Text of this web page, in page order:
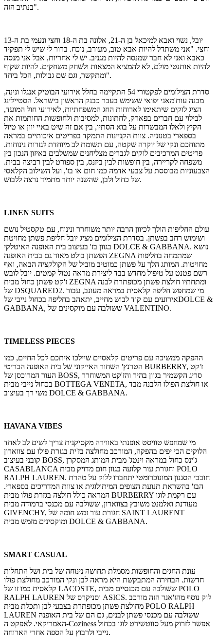
בנתיב הזה".
יובל, נשוי ואבא למיכאל בן ה-21, אלונה בת ה-18 וחצי ונעמי בת ה-13
וחצי. "אני משתדל להיות אבא טוב, מעורב, נוכח. ברור לי שיש לי תפקיד
כאבא ואני לא חבר שמנסה להיות מגניב. יש לי אחריות, אבל אני מנסה
להיות אותנטי מולם, לא להמציא המצאות ולשחק משחקים. להיות שקוף
ומתקשר, וגם שם גבולות, הכל ביחד".
סדרת הצילומים לפקטורי 54 התקיימה בחלל אירועי הבוטיק אנגלו ונינה,
מבנה עות'מאני יפואי ששימש בעבר כבנק הראשון בישראל. הסטיילינג
הציג לוקים שיתאימו לארוחות החג המשפחתיות, לאירועי חול המועד,
לבילוי עם חברים בפארק, לחתונות, למסיבות ולחופשות החותמות את
הקיץ ולאלו המבשרות על בוא הסתיו, בין אם זה שיט באיי יוון או טיול
בספארי בטנזניה. צוות הקניינות התמקד בפריטים איכותיים במראה
מתוחכם ונקי של יוקרה שקטה, עם תשומת לב מיוחדת לגזרות נינוחות.
פריטים המרכיבים לוקים לגברים מצליחנים שמשלבים באיזון הנכון בין
משפחה לקריירה, בין חופשות לבין ביזנס, בין ספורט לבין רביצה בבית.
הצבעוניות מבוססת על צבעי אדמה כמו חום או בז', ועל השילוב הקלאסי
של כחול ולבן, שהשנה יותר מתמיד נרצה ללבוש.
LINEN SUITS
עולם החליפות הולך לכיוון הרבה יותר משוחרר ונינוח, עם טקסטיל נושם
ושימוש רחב בפשתן. בסדרת הצילומים מציג יובל חליפת פשתן מחויטת
בגוון בז' בעיצוב בית האופנה האיטלקי DOLCE & GABBANA. נושא
הפשתן בולט מאוד גם בבית האופנה ZEGNA שמתמחה בחליפות
מחויטות. המותג הלך על פשתן כמוטיב מוביל של הקולקציה הבאה, ואף
רשם פטנט על טיפול מחדש בבד ליצירת מראה נטול קמטים. יובל לובש
ז'קט פשתן כחול מבית ZEGNA ומתחתיו חולצת פשתן מכופתרת לבנה
של DSQUARED2. מי שמחפש חליפה קלאסית במראה מעונב, עבור
אירועים עם קוד לבוש מחייב, יתאהב בחליפה בכחול נייבי שלDOLCE &
GABBANA, ששולבה עם מוקסינים של VALENTINO.
TIMELESS PIECES
ההפקה ממשיכה עם פריטים קלאסיים שיילכו איתכם לכל החיים, כמו
הטרנץ' השחור האייקוני של בית האופנה הבריטי BURBERRY, ז'קט
העור המרוכסן של BOSS, סריג הקשמיר בגוון בהיר והז'קט המשוחרר
בכחול נייבי מבית BOTTEGA VENETA, או חולצת הפולו הלבנה מבד
משי רך בעיצוב DOLCE & GABBANA.
HAVANA VIBES
מי שמחפש טוויסט אופנתי באווירה מקסיקנית צריך לשים לב לאחד
הלוקים הכי יפים בהפקה, המורכב מחולצה בז'ית בגזרת פולו עם צווארון
קובני בעיצוב BOSS, ג'ינס כחול במראה וינטג' מבית המותג המסקרן
CASABLANCA וחגורת עור קלועה בגוון חום מדויק מבית POLO
RALPH LAUREN. חובבי הסגנון המונוכרומטי יתחברו ללוק על טהרת
הבז' בהשראת תנועת הצופים המיתולוגית או צוות המדריכים בספארי.
המראה כולל חולצה בגזרת פולו מבית BURBERRY עם רקמת לוגו
מעודנת ואלמנט משובץ בצווארון, ששולבה עם מכנסי ברמודה מבית
GIVENCHY, חגורת עור זמש חומה של SAINT LAURENT
ומוקסינים מזמש מבית DOLCE & GABBANA.
SMART CASUAL
עונת החגים והחופשות מסמלת תחושה נינוחה של בית ושל התחלות
חדשות. הבחירה המתבקשת היא מראה לבן ונקי המורכב מחולצת פולו
קלאסית כמו זו של LACOSTE, ששולבה עם מכנסיים מבית POLO
RALPH LAUREN וסניקרס של ASICS. לוק נוסף מהז'אנר הזה מורכב
מחולצת פשתן מכופתרת בצבעי לבן ותכלת מבית POLO RALPH
LAUREN ששולבה עם מכנסי פשתן לבנים, גם הם של בית האופנה
האמריקאי. לאפקט ה-Coziness אפשר לזרוק מעל סווטשירט לוגו בכחול
נייבי ולרבוץ על הספה אחרי הארוחה.